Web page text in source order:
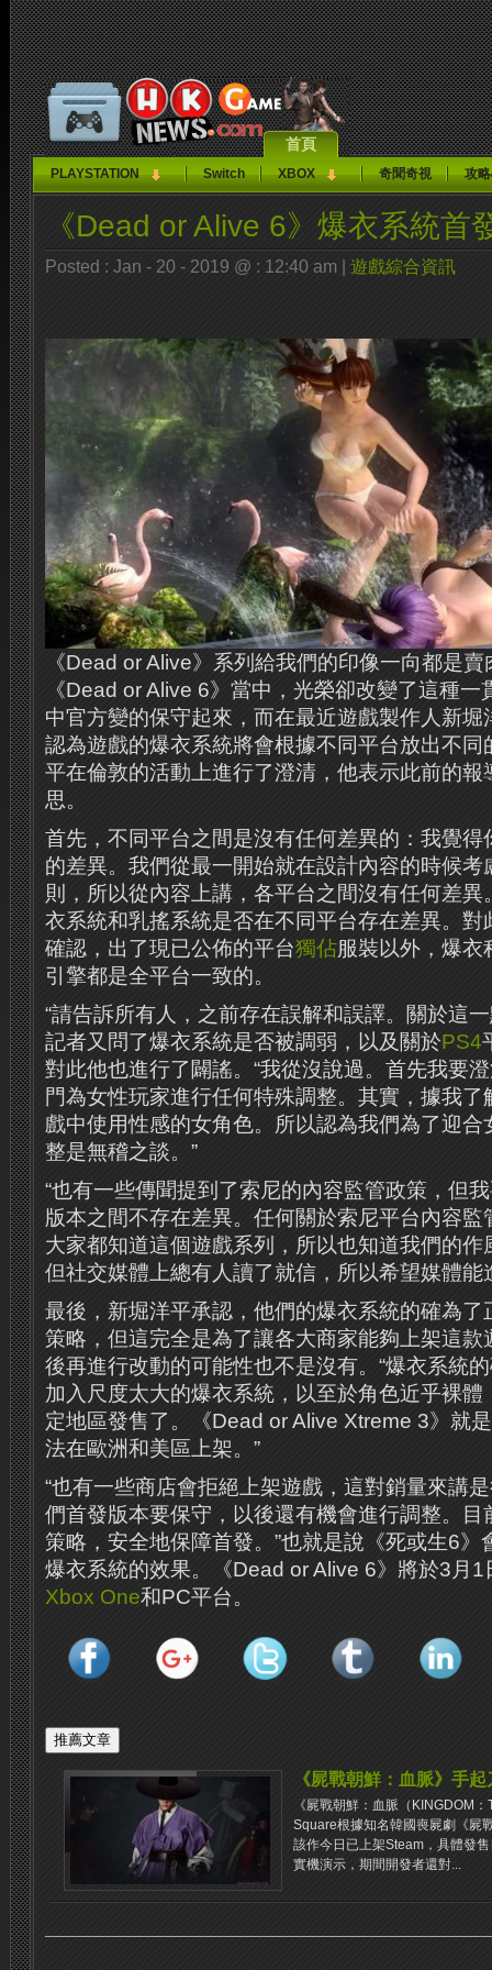
首頁
PLAYSTATION Switch XBOX 奇聞奇視 攻
《Dead or Alive 6》爆衣系統首
Posted : Jan - 20 - 2019 @ : 12:40 am | 遊戲綜合資訊
《Dead or Alive》系列給我們的印像一向都是
《Dead or Alive 6》當中，光榮卻改變了這種
中官方變的保守起來，而在最近遊戲製作人新
認為遊戲的爆衣系統將會根據不同平台放出不同
平在倫敦的活動上進行了澄清，他表示此前的報
思。
首先，不同平台之間是沒有任何差異的：我覺得
的差異。我們從最一開始就在設計內容的時候考
則，所以從內容上講，各平台之間沒有任何差
衣系統和乳搖系統是否在不同平台存在差異。對
確認，出了現已公佈的平台獨佔服裝以外，爆衣
引擎都是全平台一致的。
“請告訴所有人，之前存在誤解和誤譯。關於這
記者又問了爆衣系統是否被調弱，以及關於PS4
對此他也進行了闢謠。“我從沒說過。首先我要
門為女性玩家進行任何特殊調整。其實，據我
戲中使用性感的女角色。所以認為我們為了迎
整是無稽之談。”
“也有一些傳聞提到了索尼的內容監管政策，但
版本之間不存在差異。任何關於索尼平台內容
大家都知道這個遊戲系列，所以也知道我們的
但社交媒體上總有人讀了就信，所以希望媒體能
最後，新堀洋平承認，他們的爆衣系統的確為了
策略，但這完全是為了讓各大商家能夠上架這款
後再進行改動的可能性也不是沒有。“爆衣系統
加入尺度太大的爆衣系統，以至於角色近乎裸
定地區發售了。《Dead or Alive Xtreme 3》就
法在歐洲和美區上架。”
“也有一些商店會拒絕上架遊戲，這對銷量來講
們首發版本要保守，以後還有機會進行調整。目
策略，安全地保障首發。”也就是說《死或生6》
爆衣系統的效果。《Dead or Alive 6》將於3月1
Xbox One和PC平台。
《屍戰朝鮮：血脈》手
《屍戰朝鮮：血脈（KINGDOM
Square根據知名韓國喪屍劇《屍
該作今日已上架Steam，具體發
實機演示，期間開發者還對...